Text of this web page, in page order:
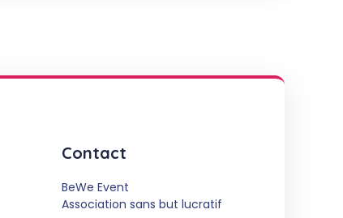
Contact
BeWe Event
Association sans but lucratif